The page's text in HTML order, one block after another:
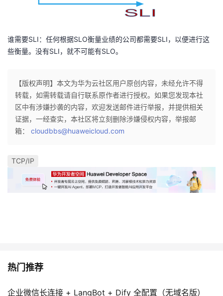
谁需要SLI：任何根据SLO衡量业绩的公司都需要SLI，以便进行这
些衡量。没有SLI，就不可能有SLO。
【版权声明】本文为华为云社区用户原创内容，未经允许不得
转载，如需转载请自行联系原作者进行授权。如果您发现本社
区中有涉嫌抄袭的内容，欢迎发送邮件进行举报，并提供相关
证据，一经查实，本社区将立刻删除涉嫌侵权内容，举报邮
箱： cloudbbs@huaweicloud.com
TCP/IP
热门推荐
企业微信长连接 + LangBot + Dify 全配置（无域名版）